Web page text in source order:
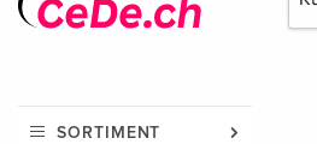
SORTIMENT